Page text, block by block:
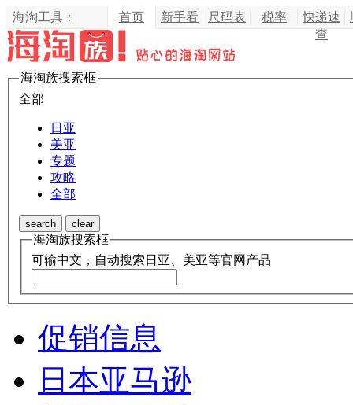
海淘工具： 首页 新手看 尺码表 税率
快递速
查
海淘族搜索框
全部
日亚
美亚
专题
攻略
全部
search clear
海淘族搜索框
可输中文，自动搜索日亚、美亚等官网产品
促销信息
日本亚马逊